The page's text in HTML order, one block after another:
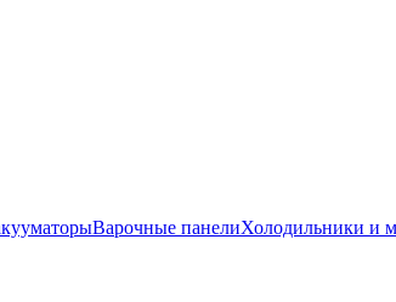
Варочные панелиХолодильники и